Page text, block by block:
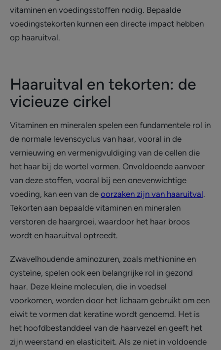
vitaminen en voedingsstoffen nodig. Bepaalde
voedingstekorten kunnen een directe impact hebben
op haaruitval.
Haaruitval en tekorten: de
vicieuze cirkel
Vitaminen en mineralen spelen een fundamentele rol in
de normale levenscyclus van haar, vooral in de
vernieuwing en vermenigvuldiging van de cellen die
het haar bij de wortel vormen. Onvoldoende aanvoer
van deze stoffen, vooral bij een onevenwichtige
voeding, kan een van de oorzaken zijn van haaruitval.
Tekorten aan bepaalde vitaminen en mineralen
verstoren de haargroei, waardoor het haar broos
wordt en haaruitval optreedt.
Zwavelhoudende aminozuren, zoals methionine en
cysteïne, spelen ook een belangrijke rol in gezond
haar. Deze kleine moleculen, die in voedsel
voorkomen, worden door het lichaam gebruikt om een
eiwit te vormen dat keratine wordt genoemd. Het is
het hoofdbestanddeel van de haarvezel en geeft het
zijn weerstand en elasticiteit. Als ze niet in voldoende